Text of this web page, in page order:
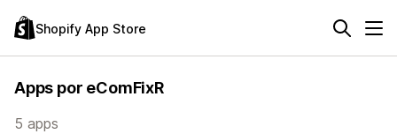
Shopify App Store
Apps por eComFixR
5 apps